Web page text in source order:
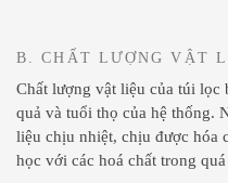
B. CHẤT LƯỢNG VẬT
Chất lượng vật liệu của túi lọc
quả và tuổi thọ của hệ thống.
liệu chịu nhiệt, chịu được hóa
học với các hoá chất trong